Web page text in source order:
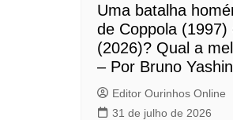
Uma batalha
de Coppola (1997)
(2026)? Qual a
– Por Bruno
Editor Ourinhos Online
31 de julho de 2026